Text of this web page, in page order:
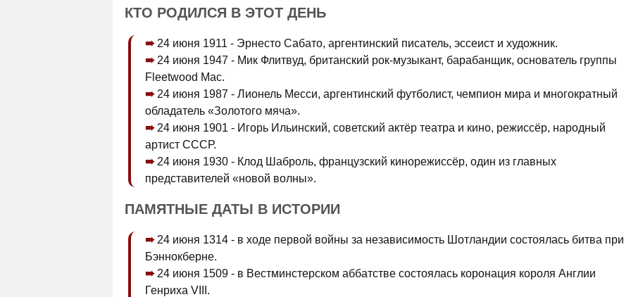
КТО РОДИЛСЯ В ЭТОТ ДЕНЬ
24 июня 1911 - Эрнесто Сабато, аргентинский писатель, эссеист и художник.
24 июня 1947 - Мик Флитвуд, британский рок-музыкант, барабанщик, основатель группы
Fleetwood Mac.
24 июня 1987 - Лионель Месси, аргентинский футболист, чемпион мира и многократный
обладатель «Золотого мяча».
24 июня 1901 - Игорь Ильинский, советский актёр театра и кино, режиссёр, народный
артист СССР.
24 июня 1930 - Клод Шаброль, французский кинорежиссёр, один из главных
представителей «новой волны».
ПАМЯТНЫЕ ДАТЫ В ИСТОРИИ
24 июня 1314 - в ходе первой войны за независимость Шотландии состоялась битва при
Бэннокберне.
24 июня 1509 - в Вестминстерском аббатстве состоялась коронация короля Англии
Генриха VIII.